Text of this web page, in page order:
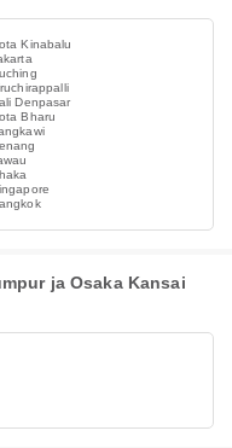
Kinabalu
Denpasar
Bharu
ja Osaka Kansai